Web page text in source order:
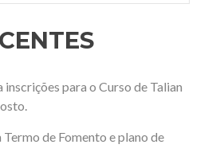
para o Curso de Talian
de Fomento e plano de